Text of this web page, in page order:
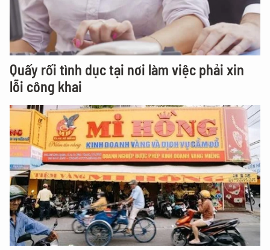
Quấy rối tình dục tại nơi làm việc phải xin
lỗi công khai